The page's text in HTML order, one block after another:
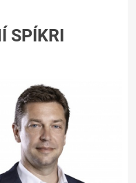
SPÍKRI